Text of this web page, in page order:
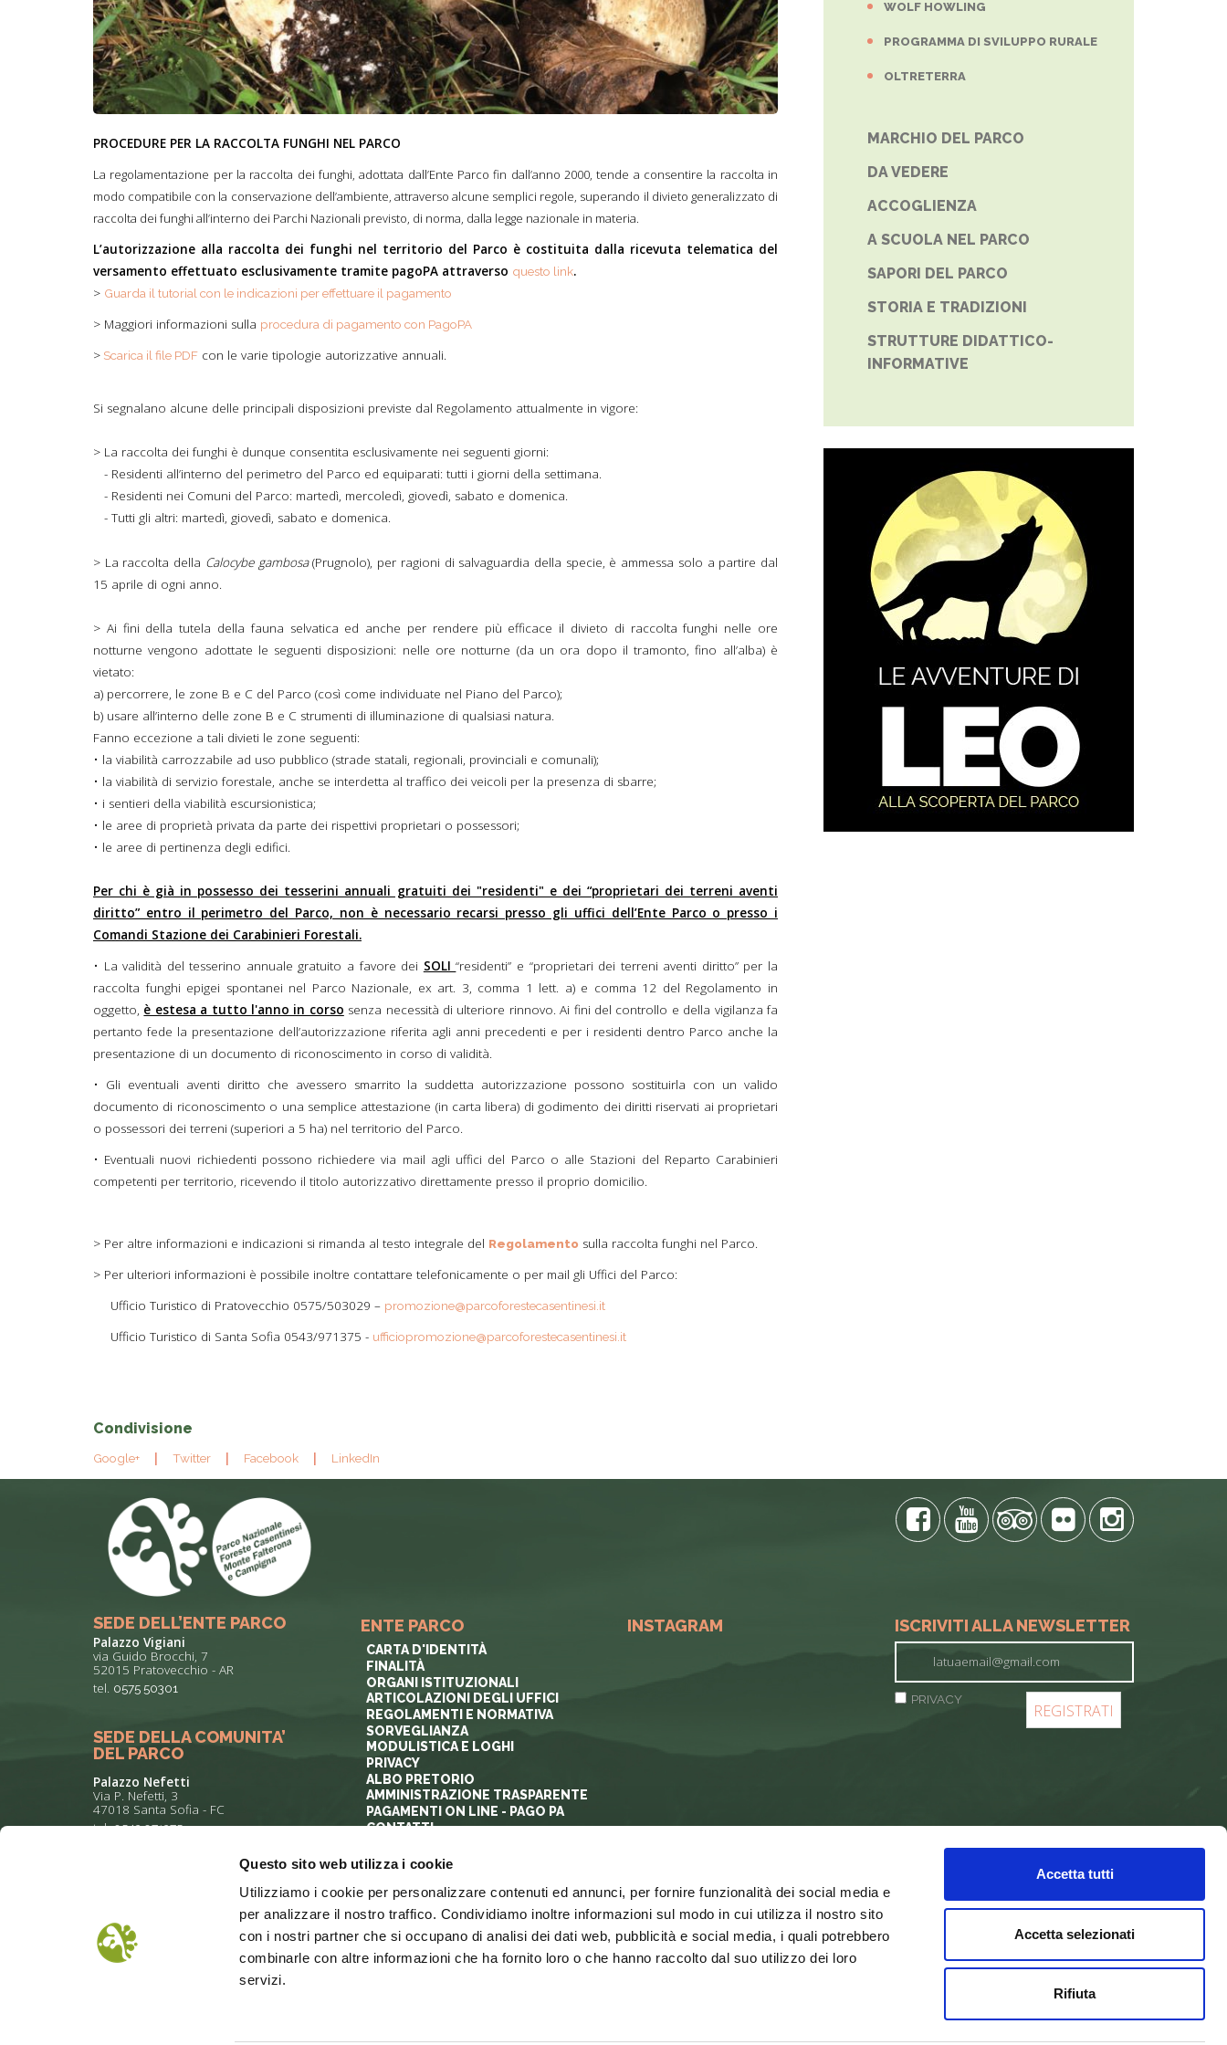
Questo sito web utilizza i cookie
Utilizziamo i cookie per personalizzare contenuti ed annunci, per fornire funzionalità dei social media e
per analizzare il nostro traffico. Condividiamo inoltre informazioni sul modo in cui utilizza il nostro sito
con i nostri partner che si occupano di analisi dei dati web, pubblicità e social media, i quali potrebbero
combinarle con altre informazioni che ha fornito loro o che hanno raccolto dal suo utilizzo dei loro
servizi.
Accetta tutti
Accetta selezionati
Rifiuta
PROCEDURE PER LA RACCOLTA FUNGHI NEL PARCO
La regolamentazione per la raccolta dei funghi, adottata dall’Ente Parco fin dall’anno 2000, tende a consentire la raccolta in
modo compatibile con la conservazione dell’ambiente, attraverso alcune semplici regole, superando il divieto generalizzato di
raccolta dei funghi all’interno dei Parchi Nazionali previsto, di norma, dalla legge nazionale in materia.
L’autorizzazione alla raccolta dei funghi nel territorio del Parco è costituita dalla ricevuta telematica del
versamento effettuato esclusivamente tramite pagoPA attraverso questo link.
> Guarda il tutorial con le indicazioni per effettuare il pagamento
> Maggiori informazioni sulla procedura di pagamento con PagoPA
> Scarica il file PDF con le varie tipologie autorizzative annuali.
Si segnalano alcune delle principali disposizioni previste dal Regolamento attualmente in vigore:
> La raccolta dei funghi è dunque consentita esclusivamente nei seguenti giorni:
- Residenti all’interno del perimetro del Parco ed equiparati: tutti i giorni della settimana.
- Residenti nei Comuni del Parco: martedì, mercoledì, giovedì, sabato e domenica.
- Tutti gli altri: martedì, giovedì, sabato e domenica.
> La raccolta della Calocybe gambosa(Prugnolo), per ragioni di salvaguardia della specie, è ammessa solo a partire dal
15 aprile di ogni anno.
> Ai fini della tutela della fauna selvatica ed anche per rendere più efficace il divieto di raccolta funghi nelle ore
notturne vengono adottate le seguenti disposizioni: nelle ore notturne (da un ora dopo il tramonto, fino all’alba) è
vietato:
a) percorrere, le zone B e C del Parco (così come individuate nel Piano del Parco);
b) usare all’interno delle zone B e C strumenti di illuminazione di qualsiasi natura.
Fanno eccezione a tali divieti le zone seguenti:
• la viabilità carrozzabile ad uso pubblico (strade statali, regionali, provinciali e comunali);
• la viabilità di servizio forestale, anche se interdetta al traffico dei veicoli per la presenza di sbarre;
• i sentieri della viabilità escursionistica;
• le aree di proprietà privata da parte dei rispettivi proprietari o possessori;
• le aree di pertinenza degli edifici.
Per chi è già in possesso dei tesserini annuali gratuiti dei "residenti" e dei “proprietari dei terreni aventi
diritto” entro il perimetro del Parco, non è necessario recarsi presso gli uffici dell’Ente Parco o presso i
Comandi Stazione dei Carabinieri Forestali.
• La validità del tesserino annuale gratuito a favore dei SOLI“residenti” e “proprietari dei terreni aventi diritto” per la
raccolta funghi epigei spontanei nel Parco Nazionale, ex art. 3, comma 1 lett. a) e comma 12 del Regolamento in
oggetto, è estesa a tutto l'anno in corso senza necessità di ulteriore rinnovo. Ai fini del controllo e della vigilanza fa
pertanto fede la presentazione dell’autorizzazione riferita agli anni precedenti e per i residenti dentro Parco anche la
presentazione di un documento di riconoscimento in corso di validità.
• Gli eventuali aventi diritto che avessero smarrito la suddetta autorizzazione possono sostituirla con un valido
documento di riconoscimento o una semplice attestazione (in carta libera) di godimento dei diritti riservati ai proprietari
o possessori dei terreni (superiori a 5 ha) nel territorio del Parco.
• Eventuali nuovi richiedenti possono richiedere via mail agli uffici del Parco o alle Stazioni del Reparto Carabinieri
competenti per territorio, ricevendo il titolo autorizzativo direttamente presso il proprio domicilio.
> Per altre informazioni e indicazioni si rimanda al testo integrale del Regolamento sulla raccolta funghi nel Parco.
> Per ulteriori informazioni è possibile inoltre contattare telefonicamente o per mail gli Uffici del Parco:
Ufficio Turistico di Pratovecchio 0575/503029 – promozione@parcoforestecasentinesi.it
Ufficio Turistico di Santa Sofia 0543/971375 - ufficiopromozione@parcoforestecasentinesi.it
WOLF HOWLING
PROGRAMMA DI SVILUPPO RURALE
OLTRETERRA
MARCHIO DEL PARCO
DA VEDERE
ACCOGLIENZA
A SCUOLA NEL PARCO
SAPORI DEL PARCO
STORIA E TRADIZIONI
STRUTTURE DIDATTICO-
INFORMATIVE
Condivisione
Google+ Twitter Facebook LinkedIn
SEDE DELL’ENTE PARCO
Palazzo Vigiani
via Guido Brocchi, 7
52015 Pratovecchio - AR
tel. 0575 50301
SEDE DELLA COMUNITA’
DEL PARCO
Palazzo Nefetti
Via P. Nefetti, 3
47018 Santa Sofia - FC
tel.0543 971375
info@parcoforestecasentinesi.it
ENTE PARCO
CARTA D'IDENTITÀ
FINALITÀ
ORGANI ISTITUZIONALI
ARTICOLAZIONI DEGLI UFFICI
REGOLAMENTI E NORMATIVA
SORVEGLIANZA
MODULISTICA E LOGHI
PRIVACY
ALBO PRETORIO
AMMINISTRAZIONE TRASPARENTE
PAGAMENTI ON LINE - PAGO PA
CONTATTI
INSTAGRAM ISCRIVITI ALLA NEWSLETTER
PRIVACY